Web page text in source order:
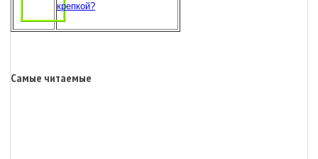
крепкой?
Самые читаемые